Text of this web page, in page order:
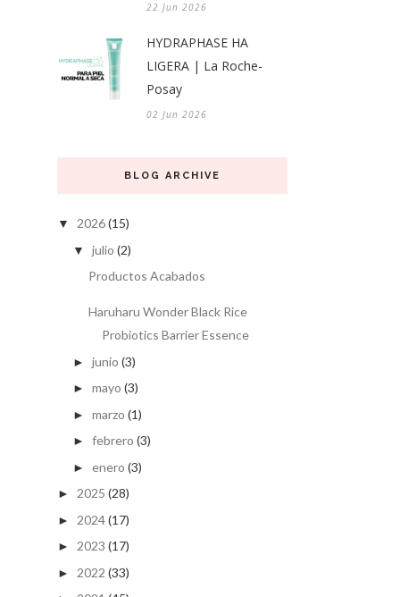
22 Jun 2026
HYDRAPHASE HA
LIGERA | La Roche-
Posay
02 Jun 2026
BLOG ARCHIVE
▼ 2026(15)
▼ julio (2)
Productos Acabados
Haruharu Wonder Black Rice
Probiotics Barrier Essence
► junio (3)
► mayo (3)
► marzo (1)
► febrero (3)
► enero (3)
► 2025 (28)
► 2024(17)
► 2023 (17)
► 2022 (33)